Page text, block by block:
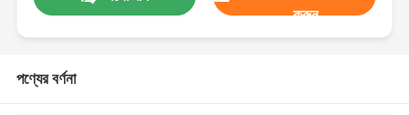
করুন
পণ্যের বর্ণনা